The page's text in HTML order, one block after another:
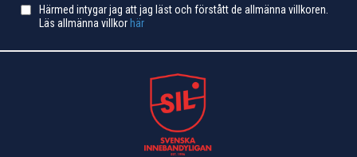
Härmed intygar jag att jag läst och förstått de allmänna villkoren.
Läs allmänna villkor här